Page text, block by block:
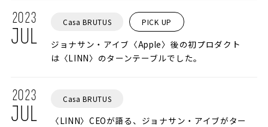
2023
JUL
Casa BRUTUS PICK UP
ジョナサン・アイブ〈Apple〉後の初プロダクト
は〈LINN〉のターンテーブルでした。
2023
JUL
Casa BRUTUS
〈LINN〉CEOが語る、ジョナサン・アイブがター